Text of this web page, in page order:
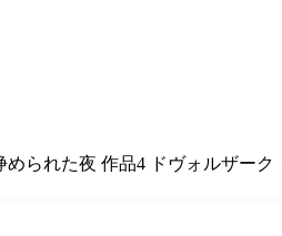
られた夜 作品4 ドヴォルザーク